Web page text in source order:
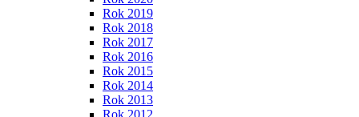
Rok 2019
Rok 2018
Rok 2017
Rok 2016
Rok 2015
Rok 2014
Rok 2013
Rok 2012